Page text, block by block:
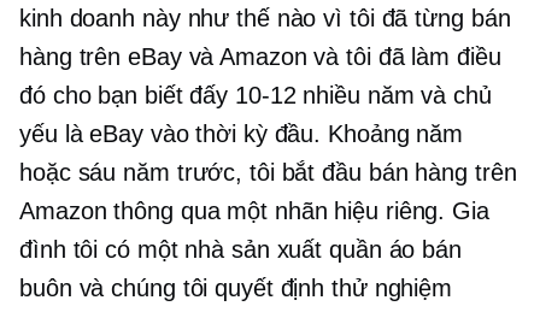
kinh doanh này như thế nào vì tôi đã từng bán
hàng trên eBay và Amazon và tôi đã làm điều
đó cho bạn biết đấy 10-12 nhiều năm và chủ
yếu là eBay vào thời kỳ đầu. Khoảng năm
hoặc sáu năm trước, tôi bắt đầu bán hàng trên
Amazon thông qua một nhãn hiệu riêng. Gia
đình tôi có một nhà sản xuất quần áo bán
buôn và chúng tôi quyết định thử nghiệm